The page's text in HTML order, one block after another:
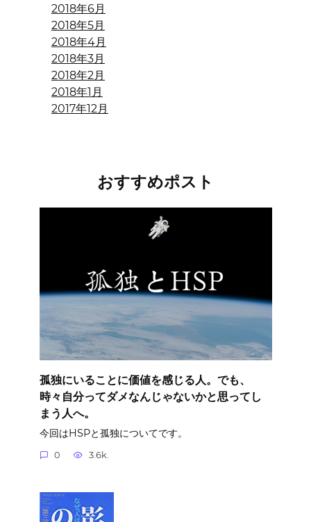
2018年6月
2018年5月
2018年4月
2018年3月
2018年2月
2018年1月
2017年12月
おすすめポスト
孤独にいることに価値を感じる人。でも、
時々自分ってダメなんじゃないかと思ってし
まう人へ。
今回はHSPと孤独についてです。
0 3.6k.